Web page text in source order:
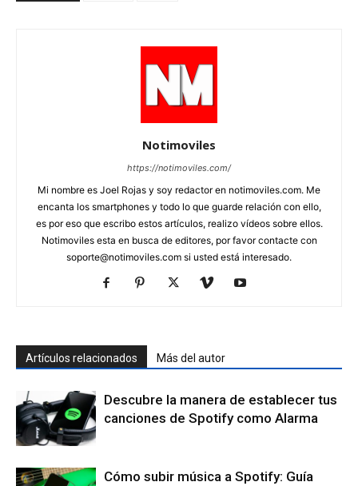
Notimoviles
https://notimoviles.com/
Mi nombre es Joel Rojas y soy redactor en notimoviles.com. Me
encanta los smartphones y todo lo que guarde relación con ello,
es por eso que escribo estos artículos, realizo vídeos sobre ellos.
Notimoviles esta en busca de editores, por favor contacte con
soporte@notimoviles.com si usted está interesado.
Artículos relacionados Más del autor
Descubre la manera de establecer tus
canciones de Spotify como Alarma
Cómo subir música a Spotify: Guía